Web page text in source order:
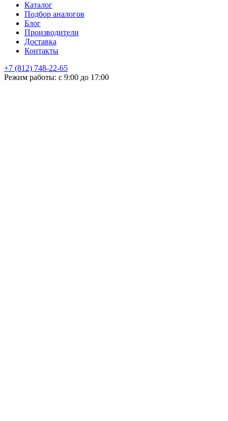
Каталог
Подбор аналогов
Блог
Производители
Доставка
Контакты
+7 (812) 748-22-65
Режим работы: с 9:00 до 17:00
НЕ НАШЛИ ЧТО ИСКАЛИ